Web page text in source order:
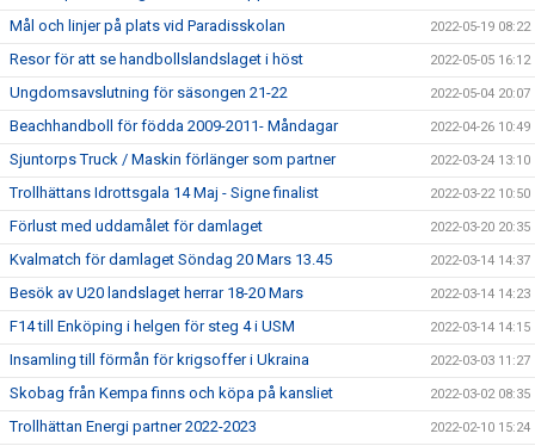
Mål och linjer på plats vid Paradisskolan 2022-05-19 08:22
Resor för att se handbollslandslaget i höst 2022-05-05 16:12
Ungdomsavslutning för säsongen 21-22 2022-05-04 20:07
Beachhandboll för födda 2009-2011- Måndagar 2022-04-26 10:49
Sjuntorps Truck / Maskin förlänger som partner 2022-03-24 13:10
Trollhättans Idrottsgala 14 Maj - Signe finalist 2022-03-22 10:50
Förlust med uddamålet för damlaget 2022-03-20 20:35
Kvalmatch för damlaget Söndag 20 Mars 13.45 2022-03-14 14:37
Besök av U20 landslaget herrar 18-20 Mars 2022-03-14 14:23
F14 till Enköping i helgen för steg 4 i USM 2022-03-14 14:15
Insamling till förmån för krigsoffer i Ukraina 2022-03-03 11:27
Skobag från Kempa finns och köpa på kansliet 2022-03-02 08:35
Trollhättan Energi partner 2022-2023 2022-02-10 15:24